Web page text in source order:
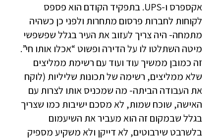
אקספרס ו-UPS. בתפקיד הקודם הוא פספס
לקוחות לחברות פרסום מתחרות ולפני כן כשהיה
מתמחה- היה צריך לעזוב את העיר בגלל שפשפשי
מיטה השתלטו לו על הדירה ופשוט “אכלו אותו חי”.
זה כמובן ממשיך עוד ועוד עם רשימת ממליצים
שלא ממליצים, רשימה של תכונות שליליות (לוקח
את העבודה הביתה- מה שמכניס אותו לצרות עם
האישה, שוכח שמות, לא מסכם ישיבות כמו שצריך
בגלל שבמקום זה הוא מעביר את השיעמום
בלשרבט שירבוטים, לא דייקן ולא משקיע מספיק